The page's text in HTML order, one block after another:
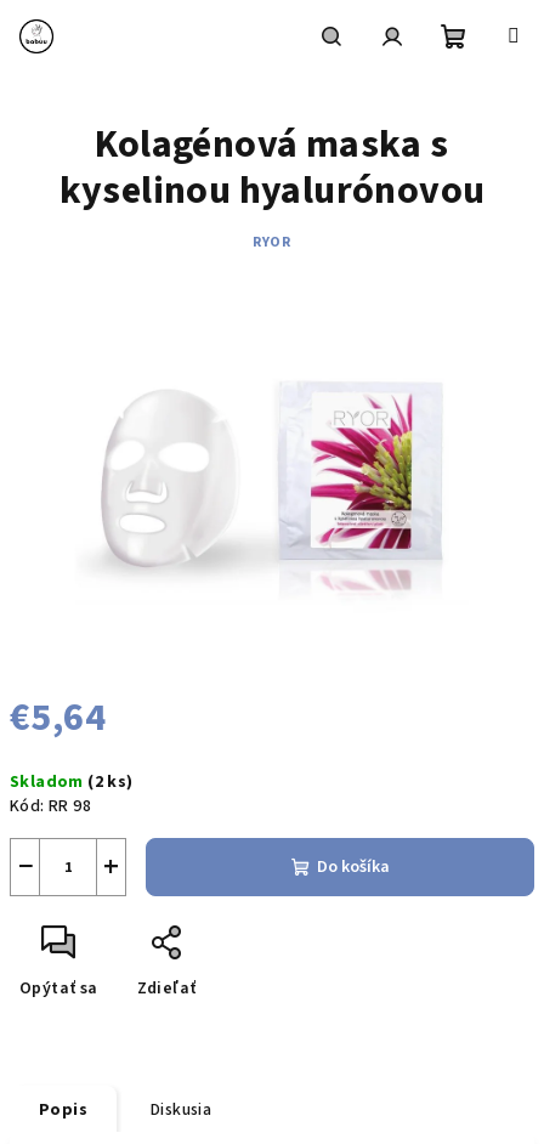
obsah
€5,64
cena:
Skladom (2 ks)
Kód: RR 98
+
− Do košíka
Opýtať sa Zdieľať
Kolagénová maska s
kyselinou hyalurónovou
RYOR
Popis Diskusia